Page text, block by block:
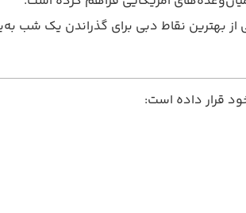
قرار داده است: